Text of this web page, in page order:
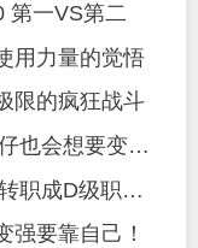
第一VS第二
用力量的觉悟
限的疯狂战斗
044 庆仔也会想要变强！
042 要转职成D级职业吗？
强要靠自己！